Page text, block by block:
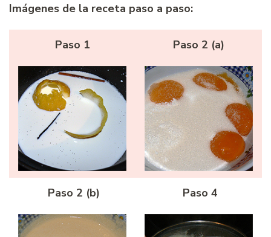
Imágenes de la receta paso a paso:
Paso 1 Paso 2 (a)
Paso 2 (b) Paso 4